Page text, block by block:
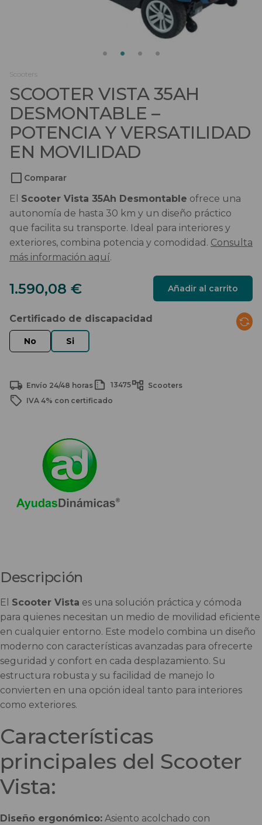
Scooters
SCOOTER VISTA 35AH
DESMONTABLE –
POTENCIA Y VERSATILIDAD
EN MOVILIDAD
Comparar
El Scooter Vista 35Ah Desmontable ofrece una
autonomía de hasta 30 km y un diseño práctico
que facilita su transporte. Ideal para interiores y
exteriores, combina potencia y comodidad. Consulta
más información aquí.
Certificado de discapacidad
1.590,08 € Añadir al carrito
Envío 24/48 horas 13475
Scooters
IVA 4% con certificado
Descripción
El Scooter Vista es una solución práctica y cómoda
para quienes necesitan un medio de movilidad eficiente
en cualquier entorno. Este modelo combina un diseño
moderno con características avanzadas para ofrecerte
seguridad y confort en cada desplazamiento. Su
estructura robusta y su facilidad de manejo lo
convierten en una opción ideal tanto para interiores
como exteriores.
Características
principales del Scooter
Vista:
Diseño ergonómico: Asiento acolchado con
Sillas de ruedas eléctricas
Sistemas de sujeción